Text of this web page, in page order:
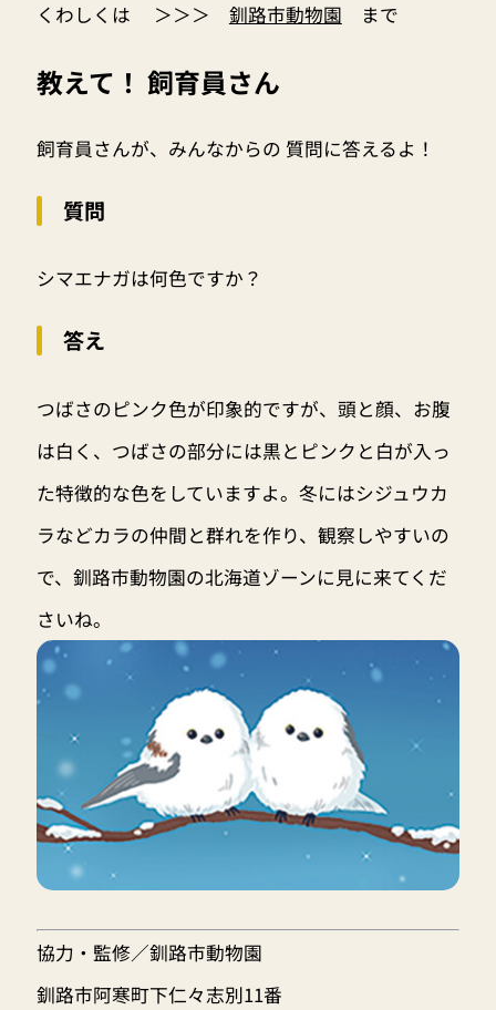
くわしくは ＞＞＞ 釧路市動物園 まで
教えて！ 飼育員さん
飼育員さんが、みんなからの 質問に答えるよ！
質問
シマエナガは何色ですか？
答え
つばさのピンク色が印象的ですが、頭と顔、お腹
は白く、つばさの部分には黒とピンクと白が入っ
た特徴的な色をしていますよ。冬にはシジュウカ
ラなどカラの仲間と群れを作り、観察しやすいの
で、釧路市動物園の北海道ゾーンに見に来てくだ
さいね。
協力・監修／釧路市動物園
釧路市阿寒町下仁々志別11番